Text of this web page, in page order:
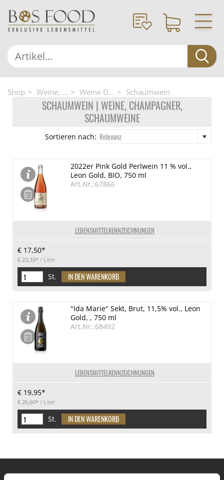
Shop Weine, ... Weine D... Schaumwein
SCHAUMWEIN | WEINE, CHAMPAGNER,
SCHAUMWEINE
Sortieren nach: Relevanz
LEBENSMITTELKENNZEICHNUNGEN
2022er Pink Gold Perlwein 11 % vol.,
Leon Gold, BIO, 750 ml
Art.Nr.:67866
€ 17,50*
€ 23,33* / Liter
St.
LEBENSMITTELKENNZEICHNUNGEN
"Ida Marie" Sekt, Brut, 11,5% vol., Leon
Gold, , 750 ml
Art.Nr.:68492
€ 19,95*
€ 26,60* / Liter
St.